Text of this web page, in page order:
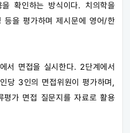
확인하는 방식이다. 치의학을
을 평가하며 제시문에 영어/한
서 면접을 실시한다. 2단계에서
당 3인의 면접위원이 평가하며,
가 면접 질문지를 자료로 활용